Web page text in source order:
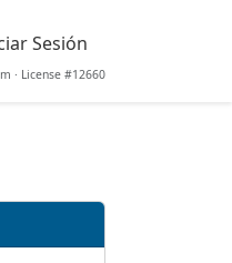
Sesión
· License #12660